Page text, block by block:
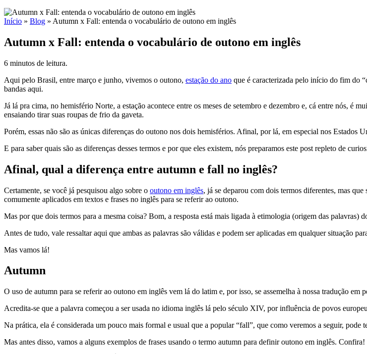
Início » Blog » Autumn x Fall: entenda o vocabulário de outono em inglês
Autumn x Fall: entenda o vocabulário de outono em inglês
6 minutos de leitura.
Aqui pelo Brasil, entre março e junho, vivemos o outono, estação do ano que é caracterizada pelo início do fim do
bandas aqui.
Já lá pra cima, no hemisfério Norte, a estação acontece entre os meses de setembro e dezembro e, cá entre nós, é
ensaiando tirar suas roupas de frio da gaveta.
Porém, essas não são as únicas diferenças do outono nos dois hemisférios. Afinal, por lá, em especial nos Estados
E para saber quais são as diferenças desses termos e por que eles existem, nós preparamos este post repleto de
Afinal, qual a diferença entre autumn e fall no inglês?
Certamente, se você já pesquisou algo sobre o outono em inglês, já se deparou com dois termos diferentes, mas
comumente aplicados em textos e frases no inglês para se referir ao outono.
Mas por que dois termos para a mesma coisa? Bom, a resposta está mais ligada à etimologia (origem das palavras)
Antes de tudo, vale ressaltar aqui que ambas as palavras são válidas e podem ser aplicadas em qualquer situação
Mas vamos lá!
Autumn
O uso de autumn para se referir ao outono em inglês vem lá do latim e, por isso, se assemelha à nossa tradução em
Acredita-se que a palavra começou a ser usada no idioma inglês lá pelo século XIV, por influência de povos
Na prática, ela é considerada um pouco mais formal e usual que a popular “fall”, que como veremos a seguir, pode
Mas antes disso, vamos a alguns exemplos de frases usando o termo autumn para definir outono em inglês. Confira!